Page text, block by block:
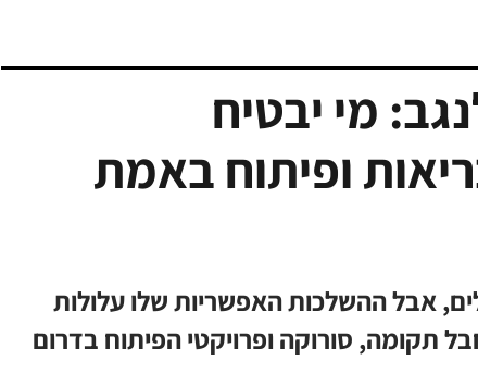
מי יבטיח
ופיתוח באמת
אבל ההשלכות האפשריות שלו עלולות
תקומה, סורוקה ופרויקטי הפיתוח בדרום